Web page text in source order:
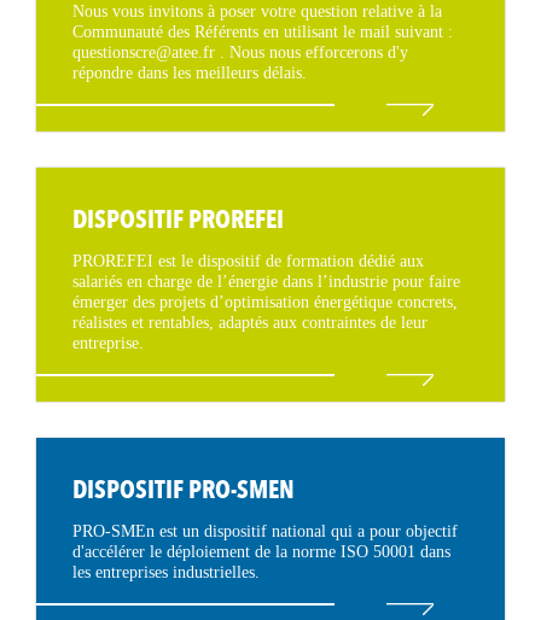
Nous vous invitons à poser votre question relative à la
Communauté des Référents en utilisant le mail suivant :
questionscre@atee.fr . Nous nous efforcerons d'y
répondre dans les meilleurs délais.
DISPOSITIF PROREFEI
PROREFEI est le dispositif de formation dédié aux
salariés en charge de l’énergie dans l’industrie pour faire
émerger des projets d’optimisation énergétique concrets,
réalistes et rentables, adaptés aux contraintes de leur
entreprise.
DISPOSITIF PRO-SMEN
PRO-SMEn est un dispositif national qui a pour objectif
d'accélérer le déploiement de la norme ISO 50001 dans
les entreprises industrielles.